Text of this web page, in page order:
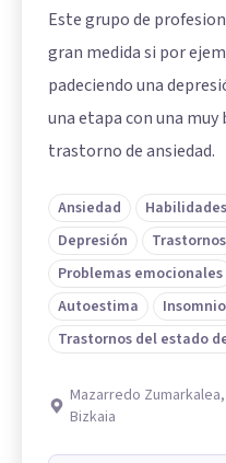
Este grupo de
gran medida si por
padeciendo una
una etapa con una
trastorno de ansiedad.
Ansiedad
Depresión
Problemas emocionales
Autoestima
Trastornos del estado
Mazarredo
Bizkaia